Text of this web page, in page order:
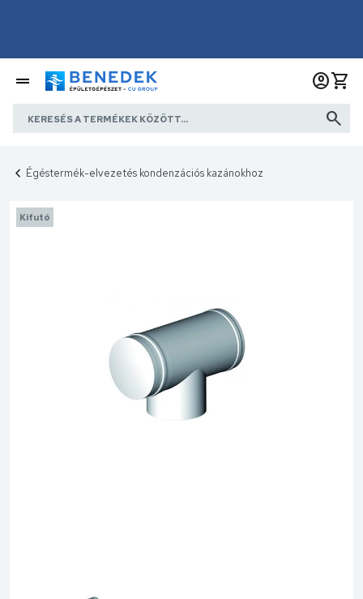
Égéstermék-elvezetés kondenzációs kazánokhoz
Kifutó